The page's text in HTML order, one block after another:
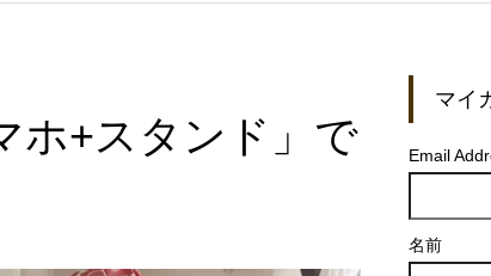
ホ+スタンド」で
マイ
Email
名前